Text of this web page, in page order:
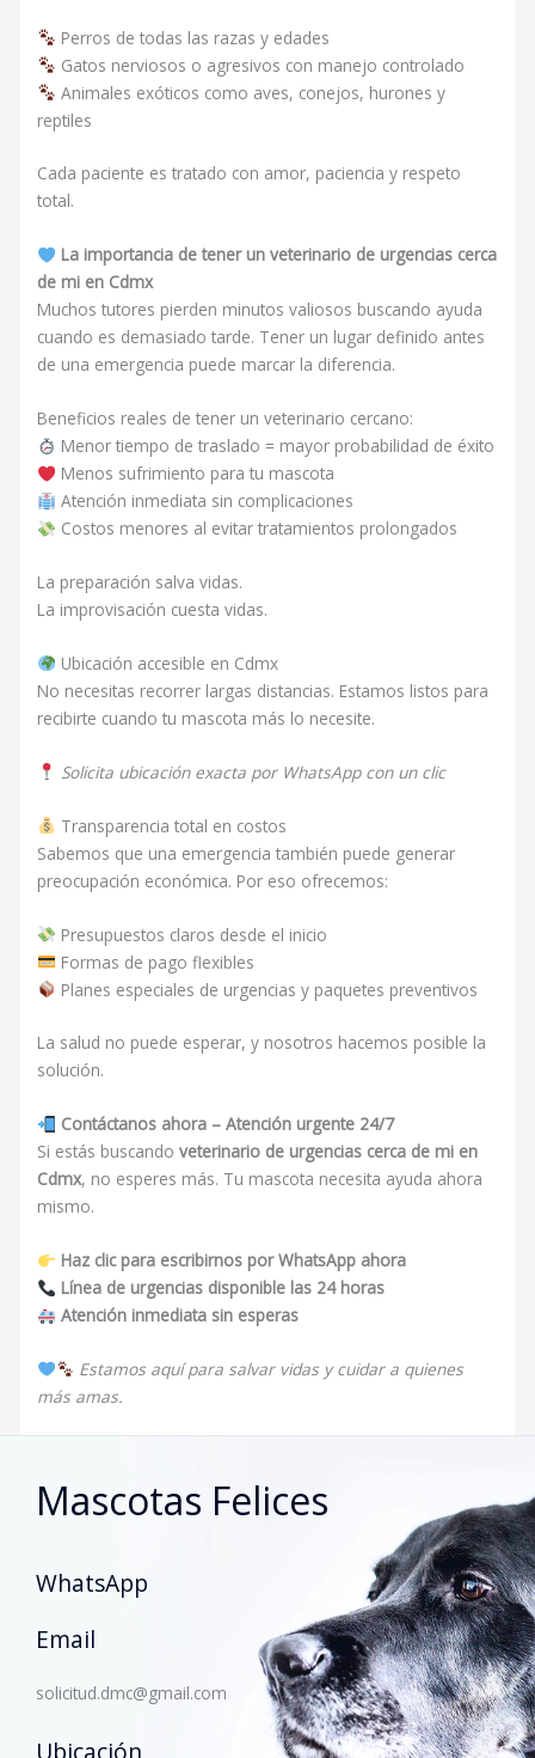
Perros de todas las razas y edades
Gatos nerviosos o agresivos con manejo controlado
Animales exóticos como aves, conejos, hurones y
reptiles
Cada paciente es tratado con amor, paciencia y respeto
total.
La importancia de tener un veterinario de urgencias cerca
de mi en Cdmx
Muchos tutores pierden minutos valiosos buscando ayuda
cuando es demasiado tarde. Tener un lugar definido antes
de una emergencia puede marcar la diferencia.
Beneficios reales de tener un veterinario cercano:
Menor tiempo de traslado = mayor probabilidad de éxito
Menos sufrimiento para tu mascota
Atención inmediata sin complicaciones
Costos menores al evitar tratamientos prolongados
La preparación salva vidas.
La improvisación cuesta vidas.
Ubicación accesible en Cdmx
No necesitas recorrer largas distancias. Estamos listos para
recibirte cuando tu mascota más lo necesite.
Solicita ubicación exacta por WhatsApp con un clic
Transparencia total en costos
Sabemos que una emergencia también puede generar
preocupación económica. Por eso ofrecemos:
Presupuestos claros desde el inicio
Formas de pago flexibles
Planes especiales de urgencias y paquetes preventivos
La salud no puede esperar, y nosotros hacemos posible la
solución.
Contáctanos ahora – Atención urgente 24/7
Si estás buscandoveterinario de urgencias cerca de mi en
Cdmx, no esperes más. Tu mascota necesita ayuda ahora
mismo.
Haz clic para escribirnos por WhatsApp ahora
Línea de urgencias disponible las 24 horas
Atención inmediata sin esperas
Estamos aquí para salvar vidas y cuidar a quienes
más amas.
Mascotas Felices
WhatsApp
Email
solicitud.dmc@gmail.com